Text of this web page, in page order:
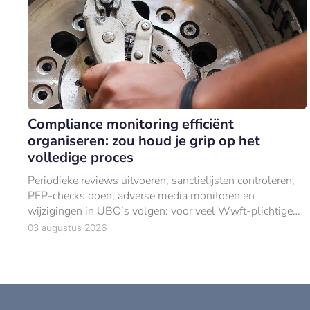
Compliance monitoring efficiënt
organiseren: zou houd je grip op het
volledige proces
Periodieke reviews uitvoeren, sanctielijsten controleren,
PEP-checks doen, adverse media monitoren en
wijzigingen in UBO’s volgen: voor veel Wwft-plichtige
organisaties bestaat compliance monitoring
03 augustus 2026